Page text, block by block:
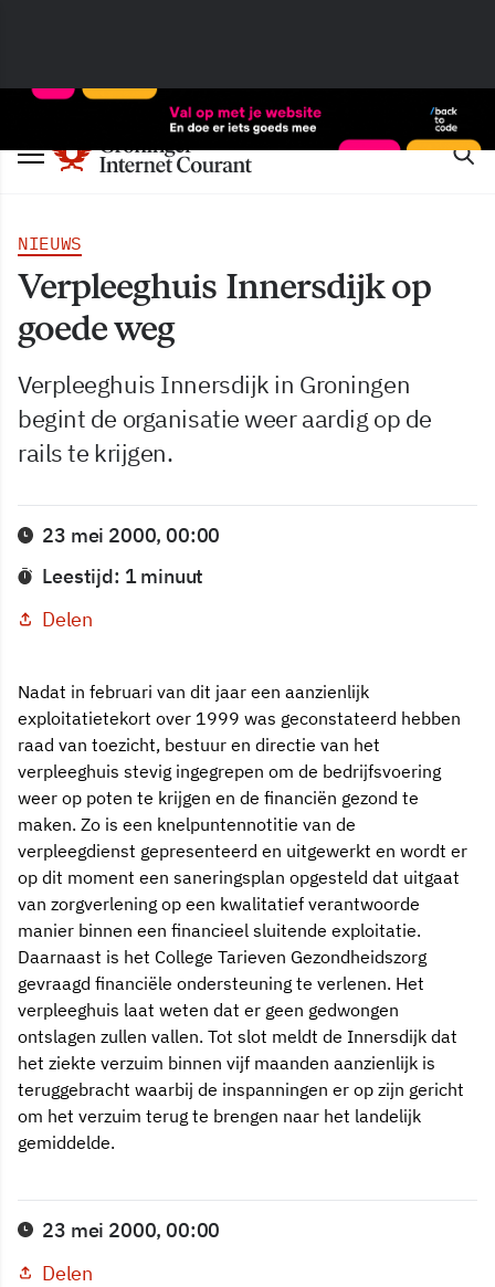
NIEUWS
Verpleeghuis Innersdijk op
goede weg
Verpleeghuis Innersdijk in Groningen
begint de organisatie weer aardig op de
rails te krijgen.
23 mei 2000, 00:00
Leestijd: 1 minuut
Delen
Nadat in februari van dit jaar een aanzienlijk
exploitatietekort over 1999 was geconstateerd hebben
raad van toezicht, bestuur en directie van het
verpleeghuis stevig ingegrepen om de bedrijfsvoering
weer op poten te krijgen en de financiën gezond te
maken. Zo is een knelpuntennotitie van de
verpleegdienst gepresenteerd en uitgewerkt en wordt er
op dit moment een saneringsplan opgesteld dat uitgaat
van zorgverlening op een kwalitatief verantwoorde
manier binnen een financieel sluitende exploitatie.
Daarnaast is het College Tarieven Gezondheidszorg
gevraagd financiële ondersteuning te verlenen. Het
verpleeghuis laat weten dat er geen gedwongen
ontslagen zullen vallen. Tot slot meldt de Innersdijk dat
het ziekte verzuim binnen vijf maanden aanzienlijk is
teruggebracht waarbij de inspanningen er op zijn gericht
om het verzuim terug te brengen naar het landelijk
gemiddelde.
23 mei 2000, 00:00
Delen